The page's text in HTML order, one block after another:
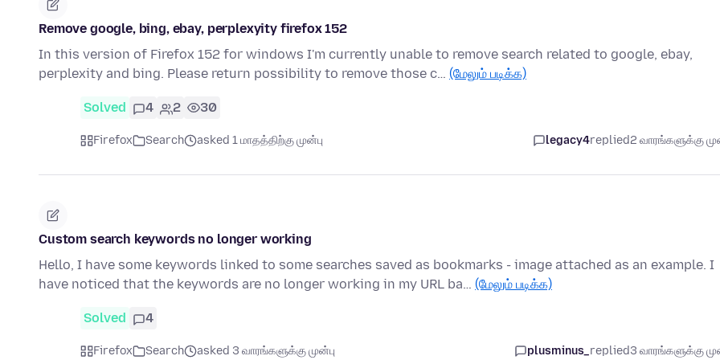
Remove google, bing, ebay, perplexyity firefox 152
In this version of Firefox 152 for windows I'm currently unable to remove search related to google, ebay,
perplexity and bing. Please return possibility to remove those c… (மேலும் படிக்க)
Solved 4 2 30
Firefox Search asked 1 மாதத்திற்கு முன்பு legacy4replied2 வாரங்களுக்கு
Custom search keywords no longer working
Hello, I have some keywords linked to some searches saved as bookmarks - image attached as an example. I
have noticed that the keywords are no longer working in my URL ba… (மேலும் படிக்க)
Solved 4
Firefox Search asked 3 வாரங்களுக்கு முன்பு plusminus_replied3 வாரங்களுக்கு